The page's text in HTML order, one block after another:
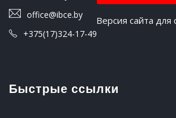
office@ibce.by
+375(17)324-17-49
Быстрые ссылки
Версия сайта